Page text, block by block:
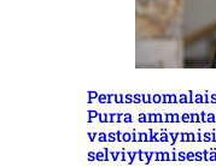
Purra
selviytymisestä